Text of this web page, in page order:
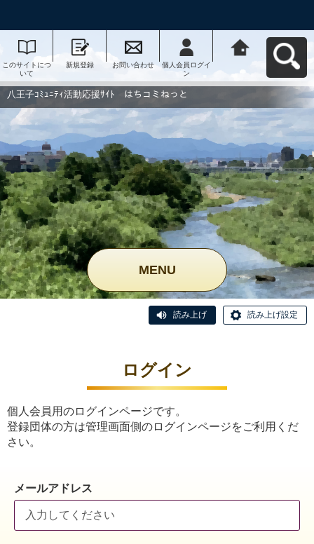
このサイトにつ
いて
新規登録 お問い合わせ
個人会員ログイ
ン
動応援ｻｲﾄ はち
コミねっとへ戻
八王子ｺﾐｭﾆﾃｨ活動応援ｻｲﾄ はちコミねっと
MENU
読み上げ 読み上げ設定
ログイン
個人会員用のログインページです。
登録団体の方は管理画面側のログインページをご利用くだ
さい。
メールアドレス